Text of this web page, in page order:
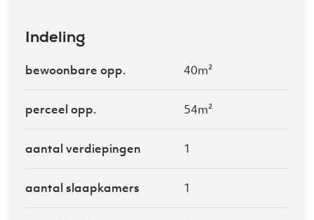
Indeling
bewoonbare opp. 40m²
perceel opp. 54m²
aantal verdiepingen 1
aantal slaapkamers 1